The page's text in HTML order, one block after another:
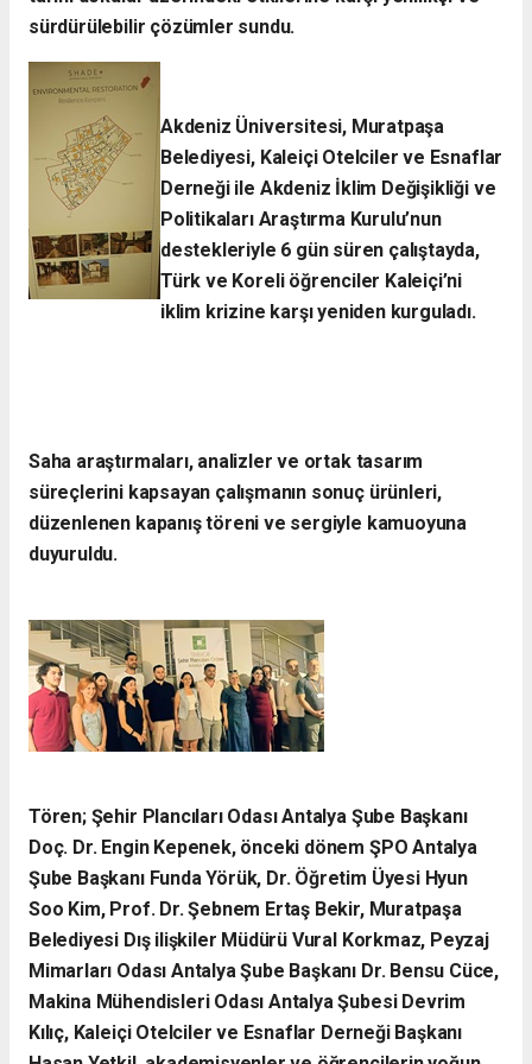
sürdürülebilir çözümler sundu.
Akdeniz Üniversitesi, Muratpaşa
Belediyesi, Kaleiçi Otelciler ve Esnaflar
Derneği ile Akdeniz İklim Değişikliği ve
Politikaları Araştırma Kurulu’nun
destekleriyle 6 gün süren çalıştayda,
Türk ve Koreli öğrenciler Kaleiçi’ni
iklim krizine karşı yeniden kurguladı.​
Saha araştırmaları, analizler ve ortak tasarım
süreçlerini kapsayan çalışmanın sonuç ürünleri,
düzenlenen kapanış töreni ve sergiyle kamuoyuna
duyuruldu.
Tören; Şehir Plancıları Odası Antalya Şube Başkanı
Doç. Dr. Engin Kepenek, önceki dönem ŞPO Antalya
Şube Başkanı Funda Yörük, Dr. Öğretim Üyesi Hyun
Soo Kim, Prof. Dr. Şebnem Ertaş Bekir, Muratpaşa
Belediyesi Dış ilişkiler Müdürü Vural Korkmaz, Peyzaj
Mimarları Odası Antalya Şube Başkanı Dr. Bensu Cüce,
Makina Mühendisleri Odası Antalya Şubesi Devrim
Kılıç, Kaleiçi Otelciler ve Esnaflar Derneği Başkanı